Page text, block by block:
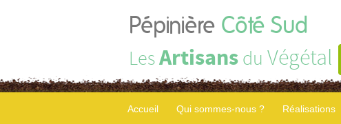
Pépinière Côté Sud
LesArtisans du Végétal
Accueil Qui sommes-nous ? Réalisations